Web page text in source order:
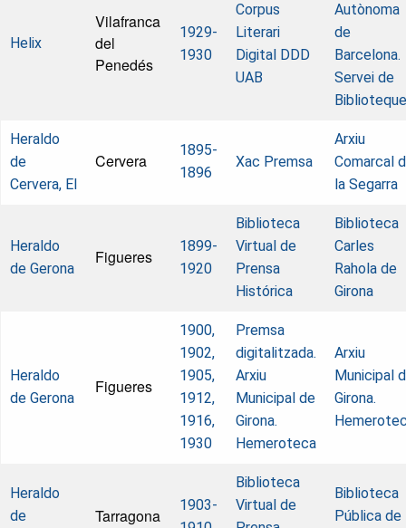
Helix
Vilafranca
del
Penedés
1929-
1930
Corpus
Literari
Digital DDD
UAB
Autònoma
de
Barcelona.
Servei de
Heraldo
de
Cervera, El
Cervera
1895-
1896
Xac Premsa
Arxiu
Comarcal
la Segarra
Heraldo
de Gerona
Figueres
1899-
1920
Biblioteca
Virtual de
Prensa
Histórica
Biblioteca
Carles
Rahola de
Girona
Heraldo
de Gerona
Figueres
1900,
1902,
1905,
1912,
1916,
1930
Premsa
digitalitzada.
Arxiu
Municipal de
Girona.
Hemeroteca
Arxiu
Municipal
Girona.
Heraldo
de
Tarragona
1903-
Biblioteca
Virtual de
Biblioteca
Pública de